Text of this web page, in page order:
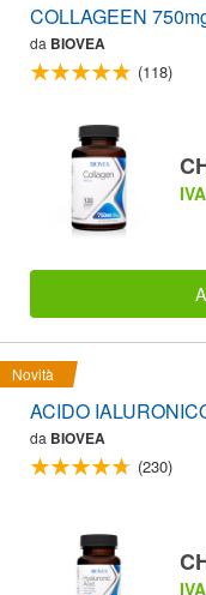
COLLAGEEN
da BIOVEA
(118)
Novità
ACIDO
da BIOVEA
(230)